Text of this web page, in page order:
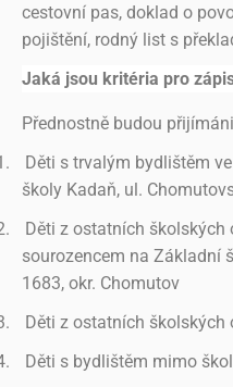
cestovní pas, doklad o
pojištění, rodný list s
Jaká jsou kritéria pro
Přednostně budou
Děti s trvalým bydlištěm
školy Kadaň, ul.
Děti z ostatních školských
sourozencem na Základní
1683, okr. Chomutov
Děti z ostatních školských
Děti s bydlištěm mimo